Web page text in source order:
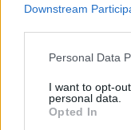
Downstream
Please note that
not limited to your
grant or deny
use your data for
Personal Data
I want to opt-
personal data.
Opted In
4. Vivid AI